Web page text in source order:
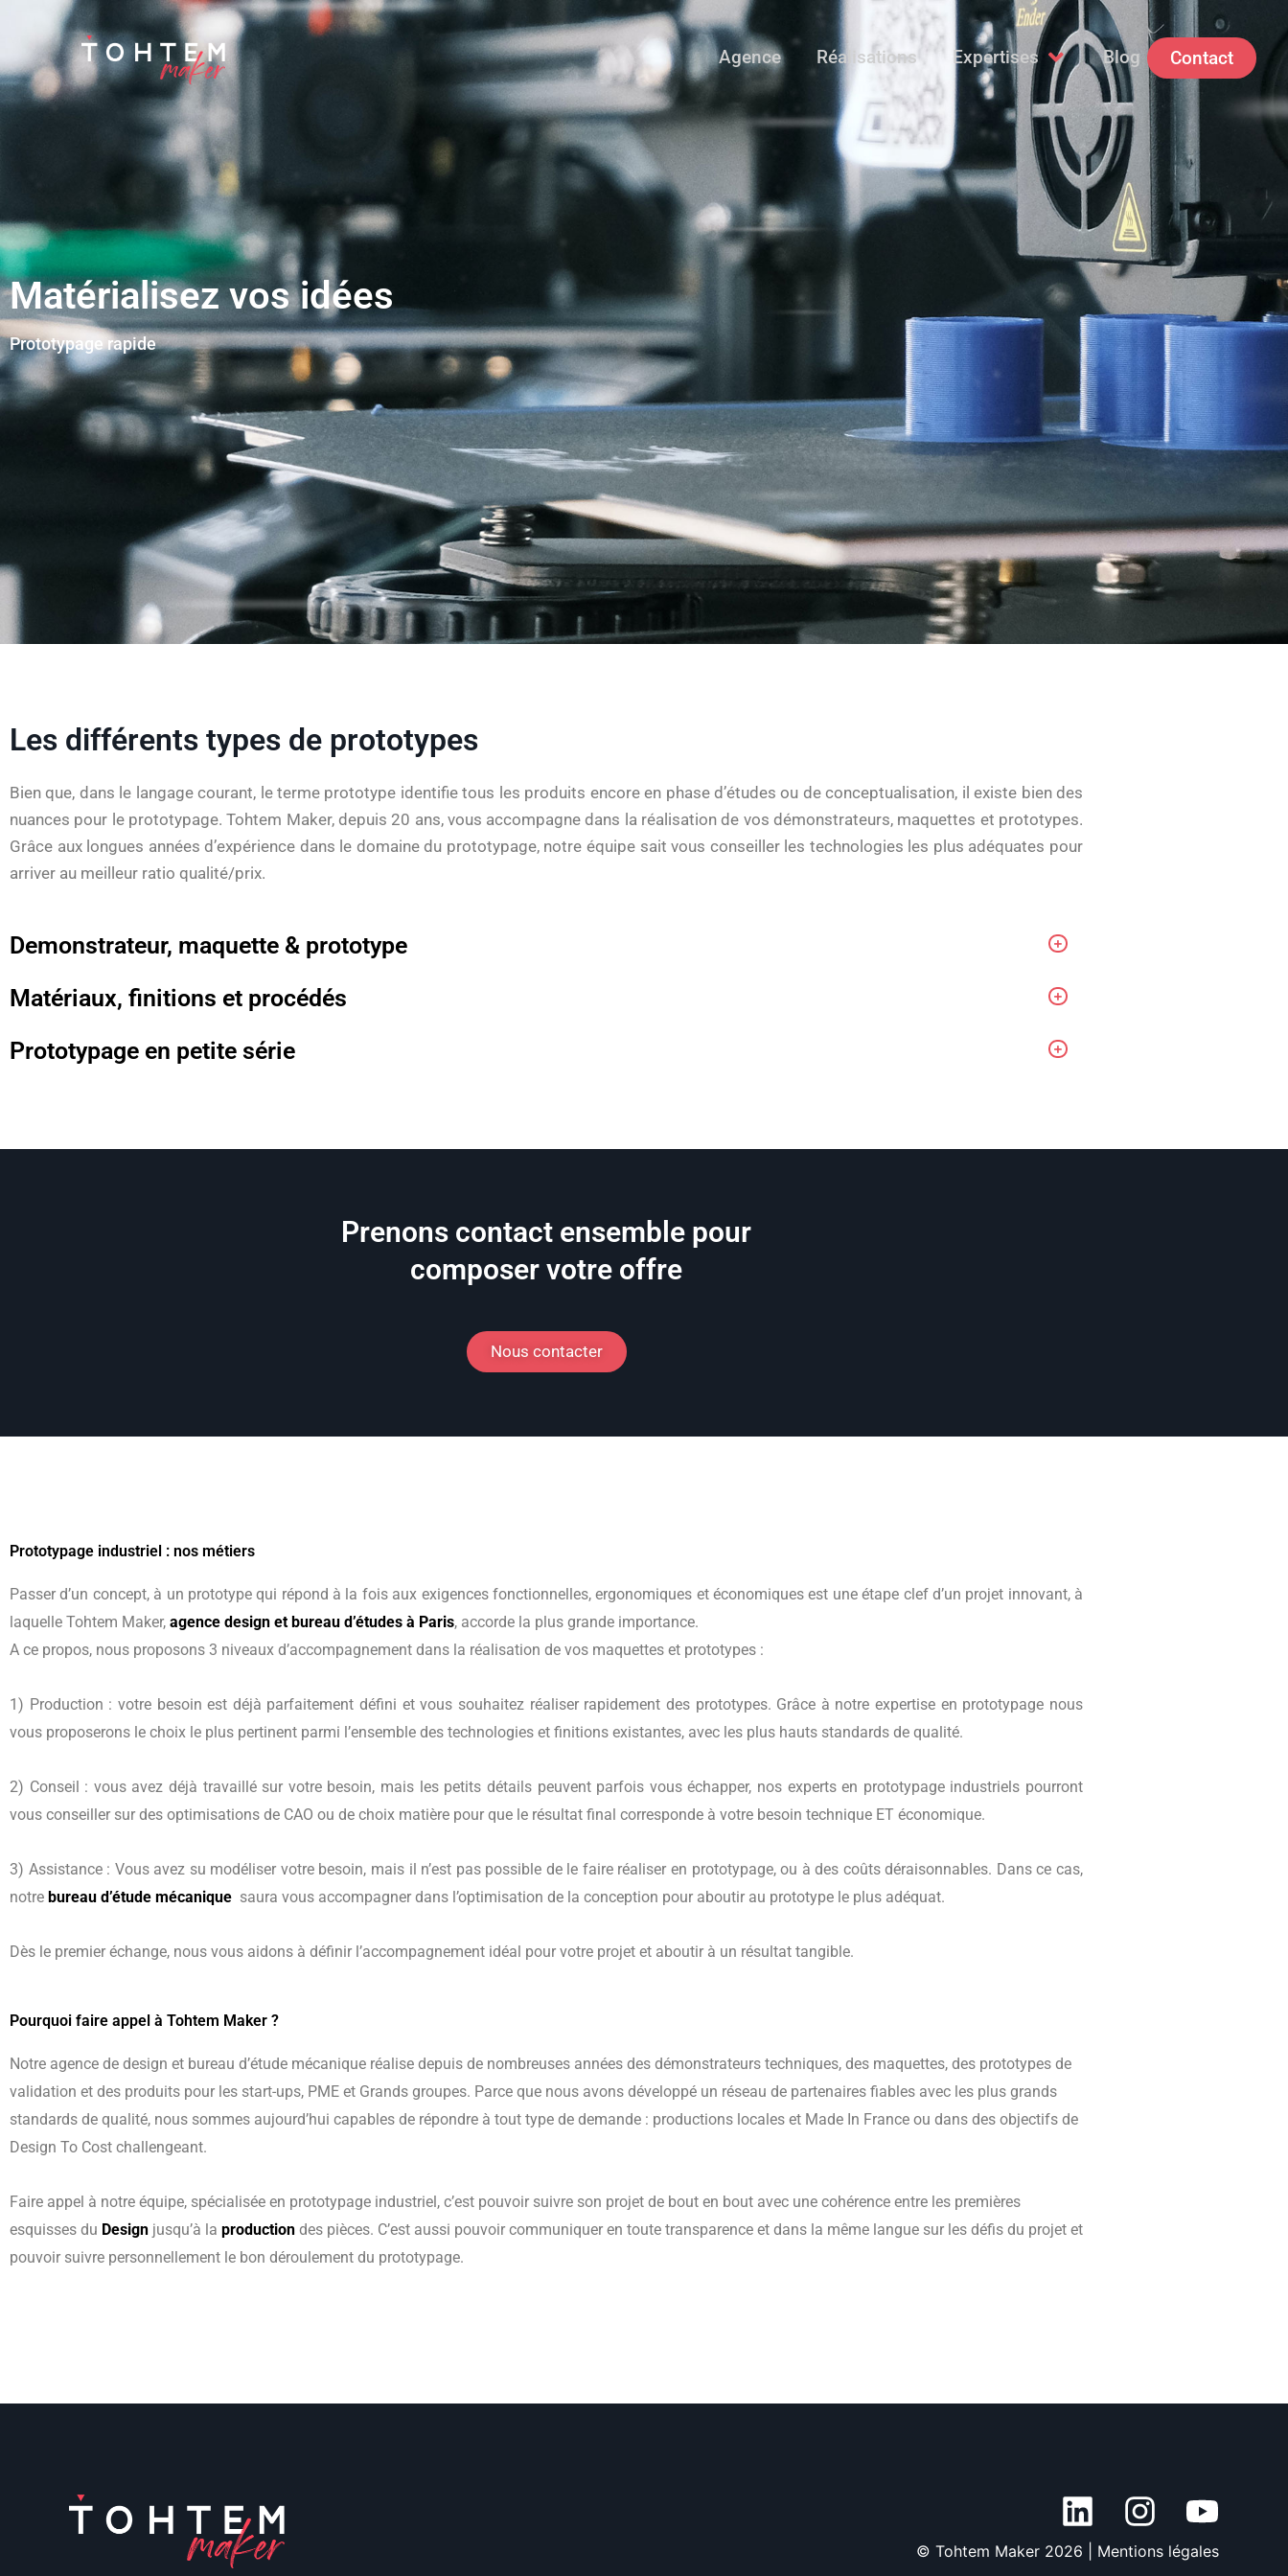
Agence Réalisations Expertises Ouvrir Expertises
Blog Contact
Matérialisez vos idées
Prototypage rapide
Les différents types de prototypes
Bien que, dans le langage courant, le terme prototype identifie tous les produits encore en phase d’études ou de conceptualisation, il existe bien des
nuances pour le prototypage. Tohtem Maker, depuis 20 ans, vous accompagne dans la réalisation de vos démonstrateurs, maquettes et prototypes.
Grâce aux longues années d’expérience dans le domaine du prototypage, notre équipe sait vous conseiller les technologies les plus adéquates pour
arriver au meilleur ratio qualité/prix.
Demonstrateur, maquette & prototype
Matériaux, finitions et procédés
Prototypage en petite série
Prenons contact ensemble pour
composer votre offre
Nous contacter
Prototypage industriel : nos métiers
Passer d’un concept, à un prototype qui répond à la fois aux exigences fonctionnelles, ergonomiques et économiques est une étape clef d’un projet innovant, à
laquelle Tohtem Maker, agence design et bureau d’études à Paris, accorde la plus grande importance.
A ce propos, nous proposons 3 niveaux d’accompagnement dans la réalisation de vos maquettes et prototypes :
1) Production : votre besoin est déjà parfaitement défini et vous souhaitez réaliser rapidement des prototypes. Grâce à notre expertise en prototypage nous
vous proposerons le choix le plus pertinent parmi l’ensemble des technologies et finitions existantes, avec les plus hauts standards de qualité.
2) Conseil : vous avez déjà travaillé sur votre besoin, mais les petits détails peuvent parfois vous échapper, nos experts en prototypage industriels pourront
vous conseiller sur des optimisations de CAO ou de choix matière pour que le résultat final corresponde à votre besoin technique ET économique.
3) Assistance : Vous avez su modéliser votre besoin, mais il n’est pas possible de le faire réaliser en prototypage, ou à des coûts déraisonnables. Dans ce cas,
notre bureau d’étude mécanique saura vous accompagner dans l’optimisation de la conception pour aboutir au prototype le plus adéquat.
Dès le premier échange, nous vous aidons à définir l’accompagnement idéal pour votre projet et aboutir à un résultat tangible.
Pourquoi faire appel à Tohtem Maker ?
Notre agence de design et bureau d’étude mécanique réalise depuis de nombreuses années des démonstrateurs techniques, des maquettes, des prototypes de
validation et des produits pour les start-ups, PME et Grands groupes. Parce que nous avons développé un réseau de partenaires fiables avec les plus grands
standards de qualité, nous sommes aujourd’hui capables de répondre à tout type de demande : productions locales et Made In France ou dans des objectifs de
Design To Cost challengeant.
Faire appel à notre équipe, spécialisée en prototypage industriel, c’est pouvoir suivre son projet de bout en bout avec une cohérence entre les premières
esquisses du Design jusqu’à la production des pièces. C’est aussi pouvoir communiquer en toute transparence et dans la même langue sur les défis du projet et
pouvoir suivre personnellement le bon déroulement du prototypage.
© Tohtem Maker 2026 | Mentions légales